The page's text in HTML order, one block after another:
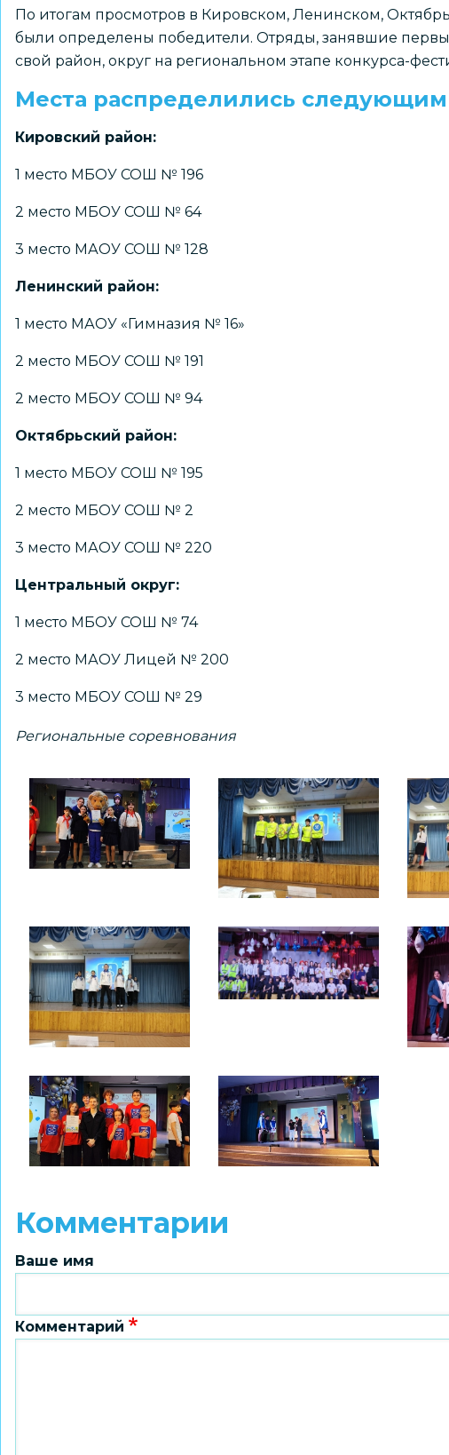
По итогам просмотров в Кировском, Ленинском,
были определены победители. Отряды, занявшие
свой район, округ на региональном этапе конкурса-
Места распределились следующим
Кировский район:
1 место МБОУ СОШ № 196
2 место МБОУ СОШ № 64
3 место МАОУ СОШ № 128
Ленинский район:
1 место МАОУ «Гимназия № 16»
2 место МБОУ СОШ № 191
2 место МБОУ СОШ № 94
Октябрьский район:
1 место МБОУ СОШ № 195
2 место МБОУ СОШ № 2
3 место МАОУ СОШ № 220
Центральный округ:
1 место МБОУ СОШ № 74
2 место МАОУ Лицей № 200
3 место МБОУ СОШ № 29
Региональные соревнования
Комментарии
Ваше имя
Комментарий